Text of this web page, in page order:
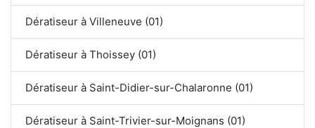
Dératiseur à Villeneuve (01)
Dératiseur à Thoissey (01)
Dératiseur à Saint-Didier-sur-Chalaronne (01)
Dératiseur à Saint-Trivier-sur-Moignans (01)